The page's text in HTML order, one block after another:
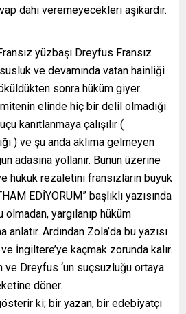
dahi veremeyecekleri aşikardır.
yüzbaşı Dreyfus Fransız
ve devamında vatan hainliği
sonra hüküm giyer.
elinde hiç bir delil olmadığı
kanıtlanmaya çalışılır (
) ve şu anda aklıma gelmeyen
adasına yollanır. Bunun üzerine
hukuk rezaletini fransızların büyük
EDİYORUM” başlıklı yazısında
yargılanıp hüküm
anlatır. Ardından Zola’da bu yazısı
İngiltere’ye kaçmak zorunda kalır.
ve Dreyfus ‘un suçsuzluğu ortaya
döner.
ki; bir yazan, bir edebiyatçı